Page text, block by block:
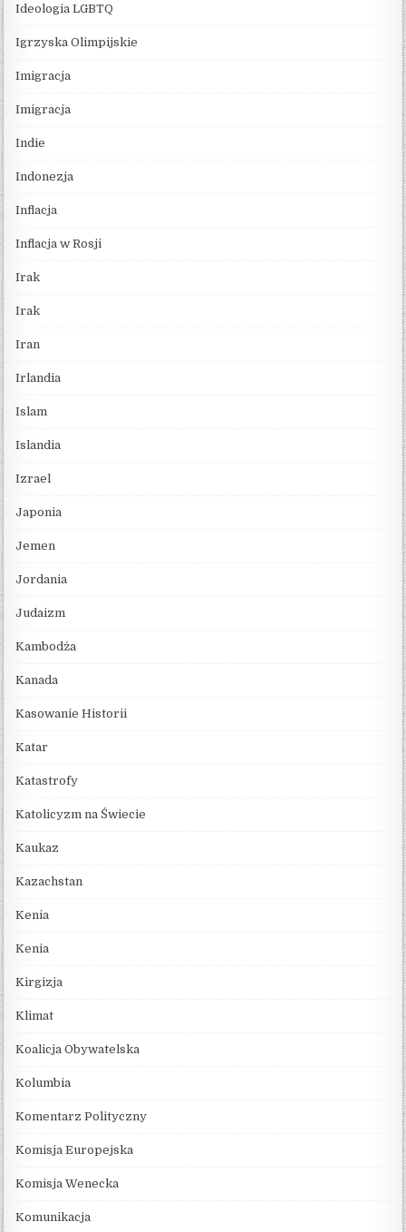
Ideologia LGBTQ
Igrzyska Olimpijskie
Imigracja
Imigracja
Indie
Indonezja
Inflacja
Inflacja w Rosji
Irak
Irak
Iran
Irlandia
Islam
Islandia
Izrael
Japonia
Jemen
Jordania
Judaizm
Kambodża
Kanada
Kasowanie Historii
Katar
Katastrofy
Katolicyzm na Świecie
Kaukaz
Kazachstan
Kenia
Kenia
Kirgizja
Klimat
Koalicja Obywatelska
Kolumbia
Komentarz Polityczny
Komisja Europejska
Komisja Wenecka
Komunikacja